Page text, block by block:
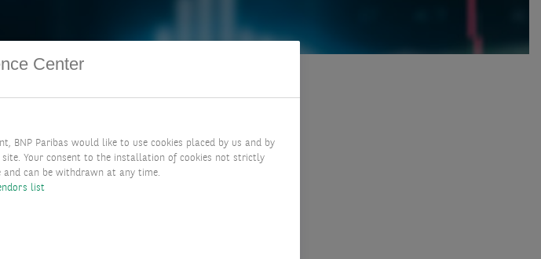
LE DOCUMENT COMPLET
)
Center
BNP Paribas would like to use cookies placed by us and by
Your consent to the installation of cookies not strictly
and can be withdrawn at any time.
list